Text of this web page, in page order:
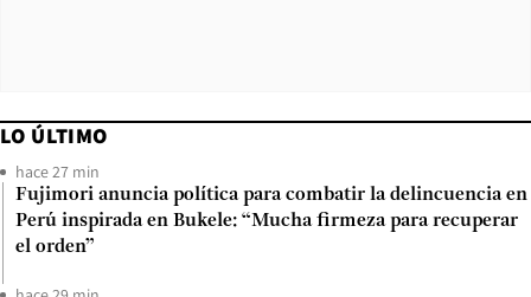
LO ÚLTIMO
hace 27 min
Fujimori anuncia política para combatir la delincuencia en
Perú inspirada en Bukele: “Mucha firmeza para recuperar
el orden”